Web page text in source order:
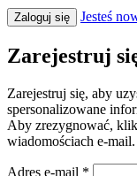
Zaloguj się Jesteś
Zarejestruj
Zarejestruj się, aby
spersonalizowane
Aby zrezygnować,
wiadomościach e-mail.
Adres e-mail *